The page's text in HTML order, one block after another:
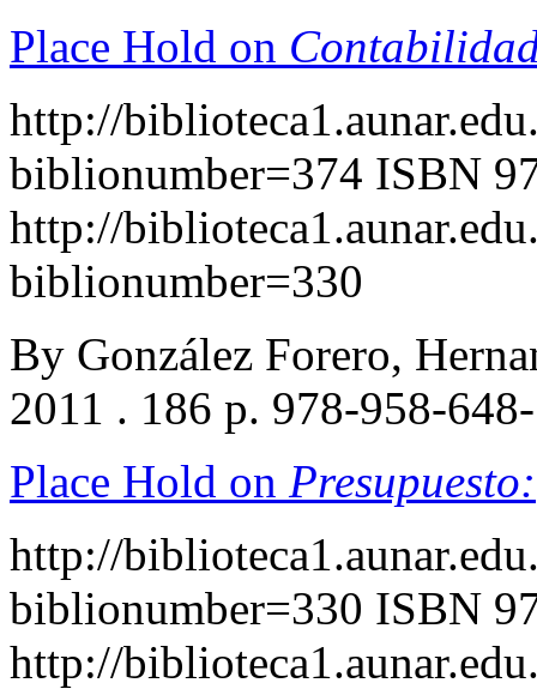
Place Hold on
http://
biblionumber=374 ISBN
http://
biblionumber=330
By González Forero,
2011 . 186 p. 978-958-
Place Hold on Presupuesto:
http://
biblionumber=330 ISBN
http://